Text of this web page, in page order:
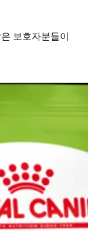
보호자분들이